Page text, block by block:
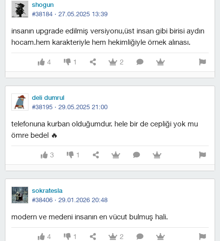
shogun
#38184 · 27.05.2025 13:39
i̇nsanın upgrade edilmiş versiyonu,üst insan gibi birisi aydın
hocam.hem karakteriyle hem hekimliğiyle örnek alınası.
4 1 2
deli dumrul
#38195 · 29.05.2025 21:00
telefonuna kurban olduğumdur. hele bir de cepliği yok mu
ömre bedel 🔥
3 1
sokratesla
#38406 · 29.01.2026 20:48
modern ve medeni insanın en vücut bulmuş hali.
4 1 2